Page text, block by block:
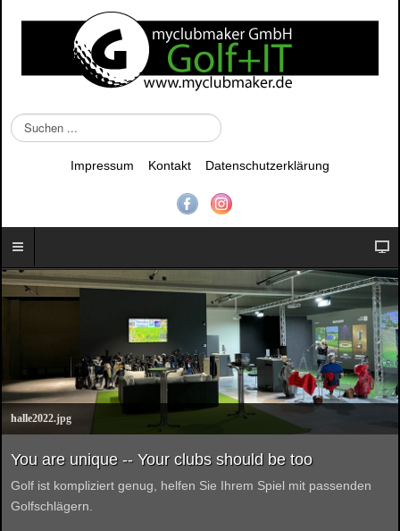
S
u
.
.
.
Impressum Kontakt Datenschutzerklärung
halle2022.jpg
You are unique -- Your clubs should be too
Golf ist kompliziert genug, helfen Sie Ihrem Spiel mit passenden
Golfschlägern.